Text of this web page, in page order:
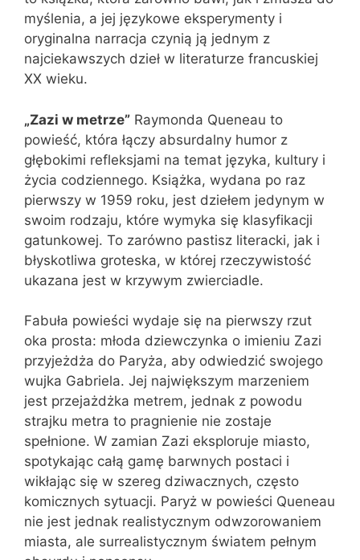
myślenia, a jej językowe eksperymenty i
oryginalna narracja czynią ją jednym z
najciekawszych dzieł w literaturze francuskiej
XX wieku.
„Zazi w metrze” Raymonda Queneau to
powieść, która łączy absurdalny humor z
głębokimi refleksjami na temat języka, kultury i
życia codziennego. Książka, wydana po raz
pierwszy w 1959 roku, jest dziełem jedynym w
swoim rodzaju, które wymyka się klasyfikacji
gatunkowej. To zarówno pastisz literacki, jak i
błyskotliwa groteska, w której rzeczywistość
ukazana jest w krzywym zwierciadle.
Fabuła powieści wydaje się na pierwszy rzut
oka prosta: młoda dziewczynka o imieniu Zazi
przyjeżdża do Paryża, aby odwiedzić swojego
wujka Gabriela. Jej największym marzeniem
jest przejażdżka metrem, jednak z powodu
strajku metra to pragnienie nie zostaje
spełnione. W zamian Zazi eksploruje miasto,
spotykając całą gamę barwnych postaci i
wikłając się w szereg dziwacznych, często
komicznych sytuacji. Paryż w powieści Queneau
nie jest jednak realistycznym odwzorowaniem
miasta, ale surrealistycznym światem pełnym